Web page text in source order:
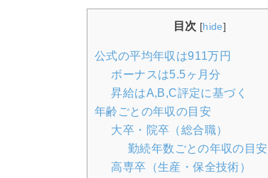
目次 [hide]
公式の平均年収は911万円
ボーナスは5.5ヶ月分
昇給はA,B,C評定に基づく
年齢ごとの年収の目安
大卒・院卒（総合職）
勤続年数ごとの年収の目安
高専卒（生産・保全技術）